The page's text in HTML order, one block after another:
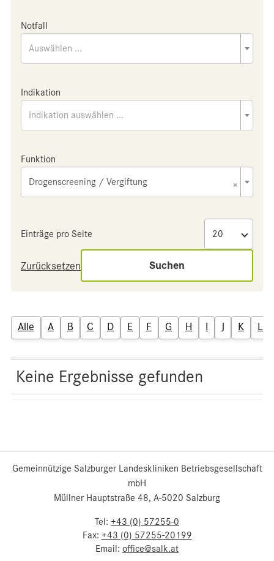
Notfall
Auswählen ...
Indikation
Indikation auswählen ...
Funktion
×
Drogenscreening / Vergiftung
Einträge pro Seite
Zurücksetzen Suchen
Alle A B C D E F G H I J K L
Keine Ergebnisse gefunden
Gemeinnützige Salzburger Landeskliniken Betriebsgesellschaft
mbH
Müllner Hauptstraße 48, A-5020 Salzburg
Tel: +43 (0) 57255-0
Fax: +43 (0) 57255-20199
Email: office@salk.at